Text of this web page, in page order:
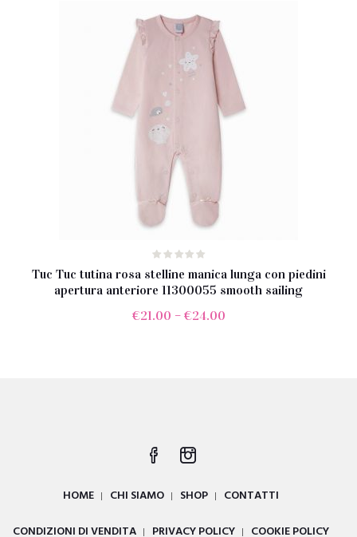
Tuc Tuc tutina rosa stelline manica lunga con piedini
apertura anteriore 11300055 smooth sailing
€21.00 – €24.00
HOME CHI SIAMO SHOP
CONTATTI
CONDIZIONI DI VENDITA
PRIVACY POLICY COOKIE POLICY